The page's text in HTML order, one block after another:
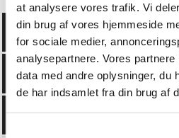
at analysere vores trafik. Vi
din brug af vores hjemmeside
for sociale medier,
analysepartnere. Vores
data med andre oplysninger, du
de har indsamlet fra din brug af
Turnering
Spillere
Klubber
Kurser